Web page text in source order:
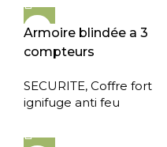
Armoire blindée a 3
compteurs
SECURITE, Coffre fort
ignifuge anti feu